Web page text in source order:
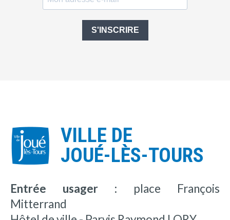
S'INSCRIRE
VILLE DE
JOUÉ-LÈS-TOURS
Entrée usager : place François
Mitterrand